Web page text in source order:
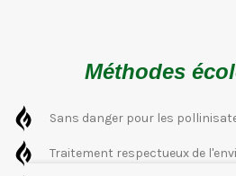
Méthodes
Sans danger pour les
Traitement respectueux de